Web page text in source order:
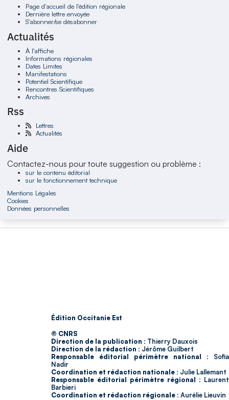
Page d'accueil de l'édition régionale
Dernière lettre envoyée
S'abonner/se désabonner
Actualités
À l'affiche
Informations régionales
Dates Limites
Manifestations
Potentiel Scientifique
Rencontres Scientifiques
Archives
Rss
Lettres
Actualités
Aide
Contactez-nous pour toute suggestion ou problème :
sur le contenu éditorial
sur le fonctionnement technique
Mentions Légales
Cookies
Données personnelles
Édition Occitanie Est
© CNRS
Direction de la publication : Thierry Dauxois
Direction de la rédaction : Jérôme Guilbert
Responsable éditorial périmètre national : Sofia
Nadir
Coordination et rédaction nationale : Julie Lallemant
Responsable éditorial périmètre régional : Laurent
Barbieri
Coordination et rédaction régionale : Aurélie Lieuvin